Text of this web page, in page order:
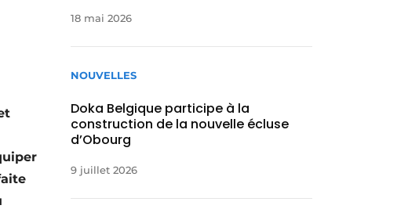
18 mai 2026
NOUVELLES
Doka Belgique participe à la
construction de la nouvelle écluse
d’Obourg
9 juillet 2026